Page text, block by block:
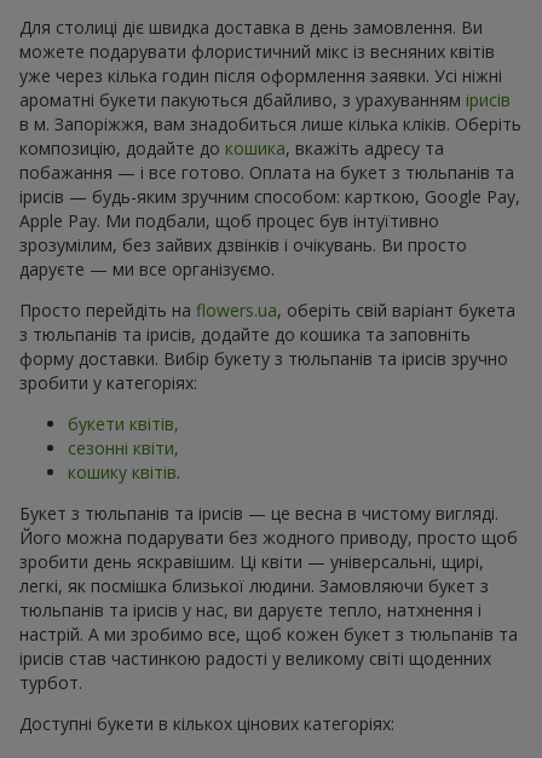
Для столиці діє швидка доставка в день замовлення. Ви
можете подарувати флористичний мікс із весняних квітів
уже через кілька годин після оформлення заявки. Усі ніжні
ароматні букети пакуються дбайливо, з урахуванням ірисів
в м. Запоріжжя, вам знадобиться лише кілька кліків. Оберіть
композицію, додайте до кошика, вкажіть адресу та
побажання — і все готово. Оплата на букет з тюльпанів та
ірисів — будь-яким зручним способом: карткою, Google Pay,
Apple Pay. Ми подбали, щоб процес був інтуїтивно
зрозумілим, без зайвих дзвінків і очікувань. Ви просто
даруєте — ми все організуємо.
Просто перейдіть на flowers.ua, оберіть свій варіант букета
з тюльпанів та ірисів, додайте до кошика та заповніть
форму доставки. Вибір букету з тюльпанів та ірисів зручно
зробити у категоріях:
букети квітів,
сезонні квіти,
кошику квітів.
Букет з тюльпанів та ірисів — це весна в чистому вигляді.
Його можна подарувати без жодного приводу, просто щоб
зробити день яскравішим. Ці квіти — універсальні, щирі,
легкі, як посмішка близької людини. Замовляючи букет з
тюльпанів та ірисів у нас, ви даруєте тепло, натхнення і
настрій. А ми зробимо все, щоб кожен букет з тюльпанів та
ірисів став частинкою радості у великому світі щоденних
турбот.
Доступні букети в кількох цінових категоріях: